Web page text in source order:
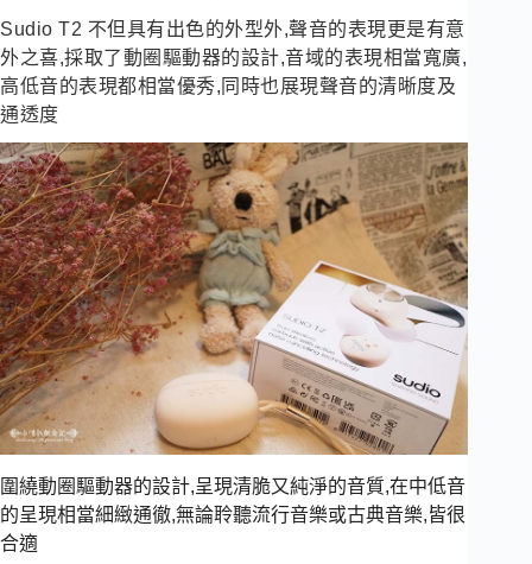
Sudio T2 不但具有出色的外型外,聲音的表現更是有意
外之喜,採取了動圈驅動器的設計,音域的表現相當寬廣,
高低音的表現都相當優秀,同時也展現聲音的清晰度及
通透度
圍繞動圈驅動器的設計,呈現清脆又純淨的音質,在中低音
的呈現相當細緻通徹,無論聆聽流行音樂或古典音樂,皆很
合適